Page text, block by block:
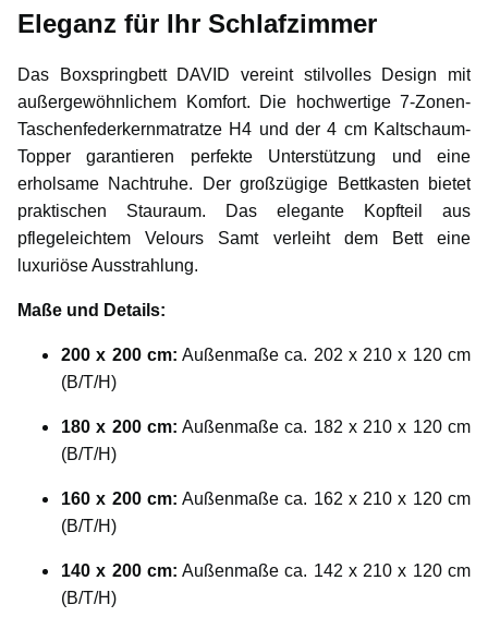
Eleganz für Ihr Schlafzimmer
Das Boxspringbett DAVID vereint stilvolles Design mit
außergewöhnlichem Komfort. Die hochwertige 7-Zonen-
Taschenfederkernmatratze H4 und der 4 cm Kaltschaum-
Topper garantieren perfekte Unterstützung und eine
erholsame Nachtruhe. Der großzügige Bettkasten bietet
praktischen Stauraum. Das elegante Kopfteil aus
pflegeleichtem Velours Samt verleiht dem Bett eine
luxuriöse Ausstrahlung.
Maße und Details:
200 x 200 cm: Außenmaße ca. 202 x 210 x 120 cm
(B/T/H)
180 x 200 cm: Außenmaße ca. 182 x 210 x 120 cm
(B/T/H)
160 x 200 cm: Außenmaße ca. 162 x 210 x 120 cm
(B/T/H)
140 x 200 cm: Außenmaße ca. 142 x 210 x 120 cm
(B/T/H)